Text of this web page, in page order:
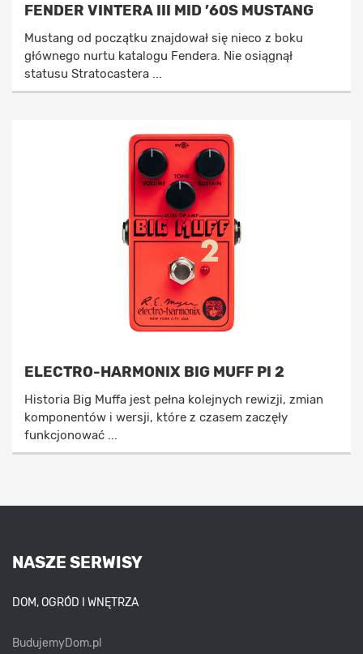
FENDER VINTERA III MID ’60S MUSTANG
Mustang od początku znajdował się nieco z boku
głównego nurtu katalogu Fendera. Nie osiągnął
statusu Stratocastera ...
ELECTRO-HARMONIX BIG MUFF PI 2
Historia Big Muffa jest pełna kolejnych rewizji, zmian
komponentów i wersji, które z czasem zaczęły
funkcjonować ...
NASZE SERWISY
DOM, OGRÓD I WNĘTRZA
BudujemyDom.pl